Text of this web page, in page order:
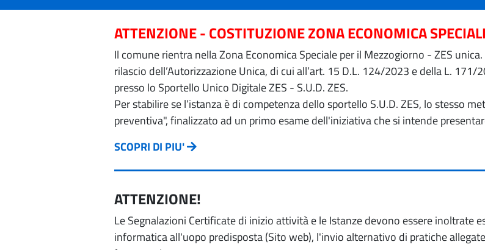
ATTENZIONE - COSTITUZIONE ZONA ECONOMICA
Il comune rientra nella Zona Economica Speciale per il Mezzogiorno - ZES
rilascio dell’Autorizzazione Unica, di cui all’art. 15 D.L. 124/2023 e della L.
presso lo Sportello Unico Digitale ZES - S.U.D. ZES.
Per stabilire se l’istanza è di competenza dello sportello S.U.D. ZES, lo stesso
preventiva", finalizzato ad un primo esame dell'iniziativa che si intende
SCOPRI DI PIU'
ATTENZIONE!
Le Segnalazioni Certificate di inizio attività e le Istanze devono essere inoltrate
informatica all'uopo predisposta (Sito web), l'invio alternativo di pratiche